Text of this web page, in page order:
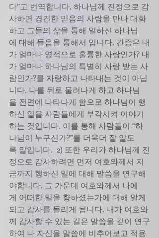
다”고 번역합니다. 하나님께 진정으로 감
사하면 경건한 믿음의 사람을 만나 대화
하고 그들의 삶을 통해 일하신 하나님
에 대해 들음을 통해서 입니다. 간증은 내
가 얼마나 영적으로 훌륭한 사람인가? 내
가 얼마나 하나님의 특별히 사랑 받는 사
람인가?를 자랑하고 나타내는 것이 아닙
니다. 나를 뒤로 물러나게 하고 하나님
을 전면에 나타나게 함으로 하나님이 행
하신 일을 사람들에게 부각시켜 이야기
하는 것입니다. 이를 통해 사람들이 “하
나님이 누구신가?”를 더욱더 잘 알도
록 말입니다.  2) 또한 우리가 하나님께 진
정으로 감사하려면 먼저 여호와께서 지
금까지 행하신 일에 대해 말씀을 연구해
야합니다. 그 가운데 여호와께서 나에
게 어떠한 일을 향하셨는가에 대해 알게
되고 감사를 돌리게 됩니다. 내가 여호와
께 감사할 수 있는 길은 말씀을 깊이 연구
하여 나 자신을 말씀에 비추어보고 적용